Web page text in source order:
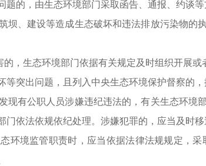
题的，由生态环境部门采取函告、通报、约谈等
坝、建设等造成生态破坏和违法排放污染物的
，生态环境部门依据有关规定及时组织开展或
等突出问题，且列入中央生态环境保护督察的
现有公职人员涉嫌违纪违法的，有关生态环境
依法依规依纪处理。涉嫌犯罪的，应当及时移
环境监管职责时，应当依据法律法规规定，采